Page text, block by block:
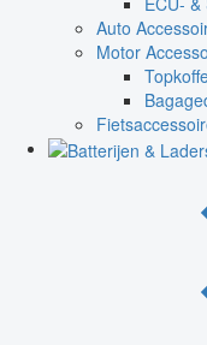
Auto
Motor